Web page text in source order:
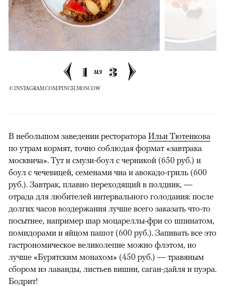
1 из 3
© INSTAGRAM.COM/PINCH.MOSCOW
В небольшом заведении ресторатора Ильи Тютенкова
по утрам кормят, точно соблюдая формат «завтрака
москвича». Тут и смузи-боул с черникой (650 руб.) и
боул с чечевицей, семенами чиа и авокадо-гриль (600
руб.). Завтрак, плавно переходящий в полдник, —
отрада для любителей интервального голодания: после
долгих часов воздержания лучше всего заказать что-то
посытнее, например шар моцареллы-фри со шпинатом,
помидорами и яйцом пашот (600 руб.). Запивать все это
гастрономическое великолепие можно флэтом, но
лучше «Бурятским монахом» (450 руб.) — травяным
сбором из лаванды, листьев вишни, саган-дайля и пуэра.
Бодрит!